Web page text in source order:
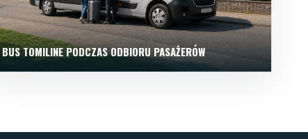
BUS TOMILINE PODCZAS ODBIORU PASAŻERÓW